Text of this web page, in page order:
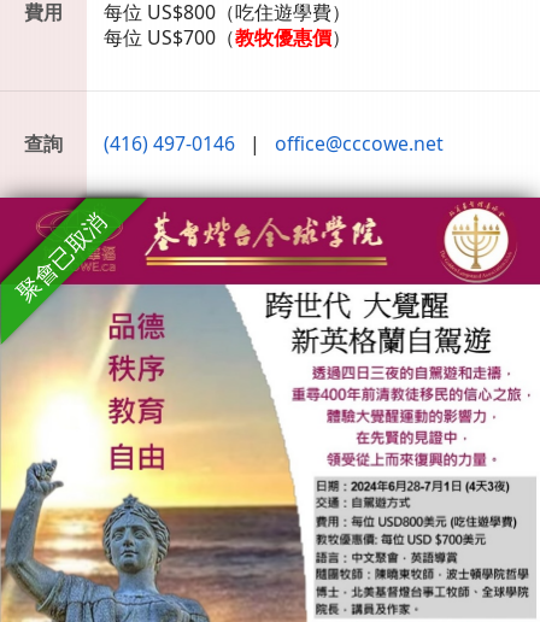
費用
每位 US$800（吃住遊學費）
每位 US$700（教牧優惠價）
查詢 (416) 497-0146 |office@cccowe.net